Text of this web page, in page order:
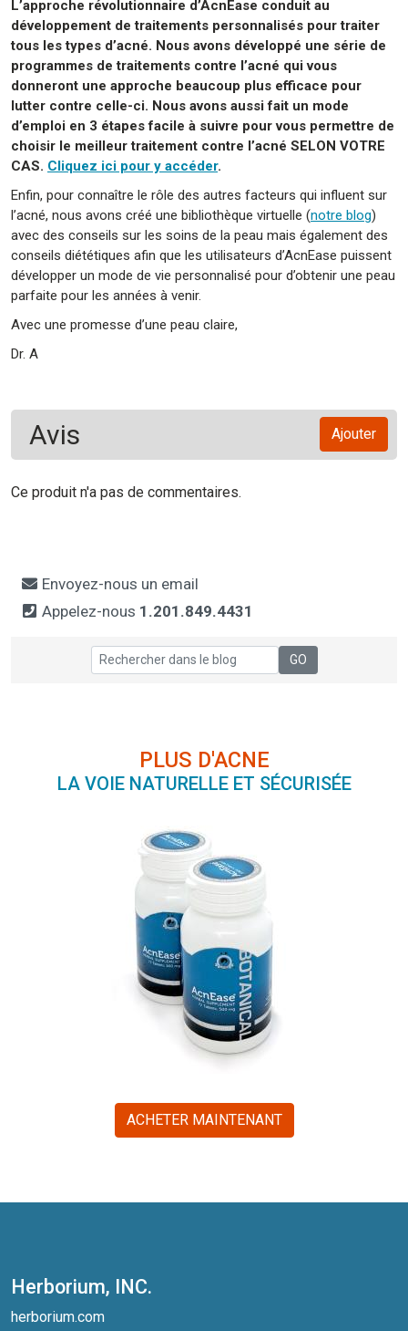
L’approche révolutionnaire d’AcnEase conduit au
développement de traitements personnalisés pour traiter
tous les types d’acné. Nous avons développé une série de
programmes de traitements contre l’acné qui vous
donneront une approche beaucoup plus efficace pour
lutter contre celle-ci. Nous avons aussi fait un mode
d’emploi en 3 étapes facile à suivre pour vous permettre de
choisir le meilleur traitement contre l’acné SELON VOTRE
CAS. Cliquez ici pour y accéder.
Enfin, pour connaître le rôle des autres facteurs qui influent sur
l’acné, nous avons créé une bibliothèque virtuelle (notre blog)
avec des conseils sur les soins de la peau mais également des
conseils diététiques afin que les utilisateurs d’AcnEase puissent
développer un mode de vie personnalisé pour d’obtenir une peau
parfaite pour les années à venir.
Avec une promesse d’une peau claire,
Dr. A
Ajouter
Avis
Ce produit n'a pas de commentaires.
Envoyez-nous un email
Appelez-nous 1.201.849.4431
PLUS D'ACNE
LA VOIE NATURELLE ET SÉCURISÉE
ACHETER MAINTENANT
Herborium, INC.
herborium.com